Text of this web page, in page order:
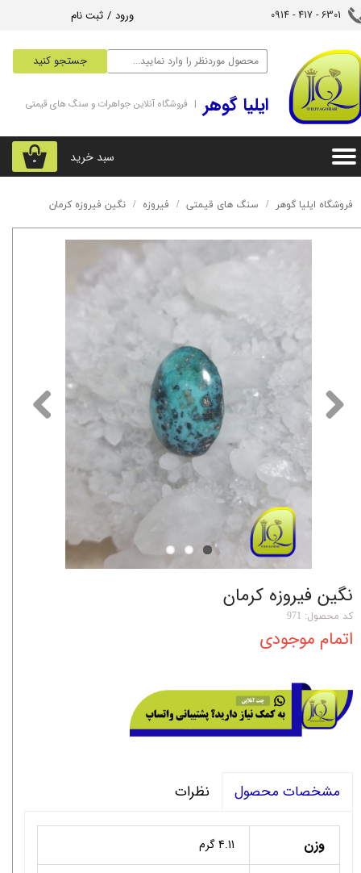
جستجو کنید
ورود / ثبت نام
تغییر گذر واژه
سفارشات
خروج از حساب کاربری
6301 - 417 - 0914​​​​​​​
۰ سبد خرید
‌ایلیا گوهر | فروشگاه آنلاین جواهرات و سنگ های قیمتی
فروشگاه ایلیا گوهر سنگ های قیمتی فیروزه نگین فیروزه کرمان
نگین فیروزه کرمان
کد محصول: 971
اتمام موجودی
مشخصات محصول نظرات
وزن 4.11 گرم